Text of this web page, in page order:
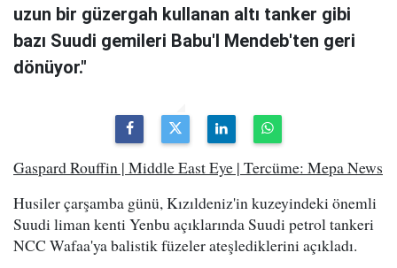
uzun bir güzergah kullanan altı tanker gibi
bazı Suudi gemileri Babu'l Mendeb'ten geri
dönüyor."
Gaspard Rouffin | Middle East Eye | Tercüme: Mepa News
Husiler çarşamba günü, Kızıldeniz'in kuzeyindeki önemli
Suudi liman kenti Yenbu açıklarında Suudi petrol tankeri
NCC Wafaa'ya balistik füzeler ateşlediklerini açıkladı.